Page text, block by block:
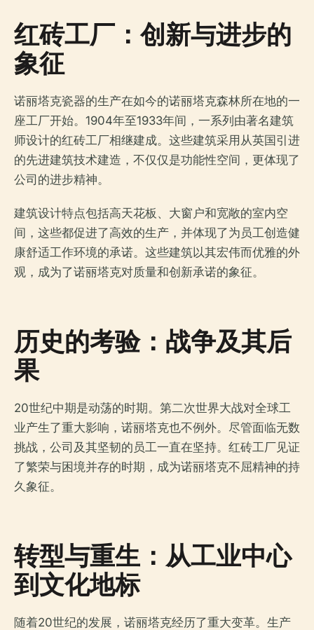
红砖工厂：创新与进步的
象征
诺丽塔克瓷器的生产在如今的诺丽塔克森林所在地的一
座工厂开始。1904年至1933年间，一系列由著名建筑
师设计的红砖工厂相继建成。这些建筑采用从英国引进
的先进建筑技术建造，不仅仅是功能性空间，更体现了
公司的进步精神。
建筑设计特点包括高天花板、大窗户和宽敞的室内空
间，这些都促进了高效的生产，并体现了为员工创造健
康舒适工作环境的承诺。这些建筑以其宏伟而优雅的外
观，成为了诺丽塔克对质量和创新承诺的象征。
历史的考验：战争及其后
果
20世纪中期是动荡的时期。第二次世界大战对全球工
业产生了重大影响，诺丽塔克也不例外。尽管面临无数
挑战，公司及其坚韧的员工一直在坚持。红砖工厂见证
了繁荣与困境并存的时期，成为诺丽塔克不屈精神的持
久象征。
转型与重生：从工业中心
到文化地标
随着20世纪的发展，诺丽塔克经历了重大变革。生产